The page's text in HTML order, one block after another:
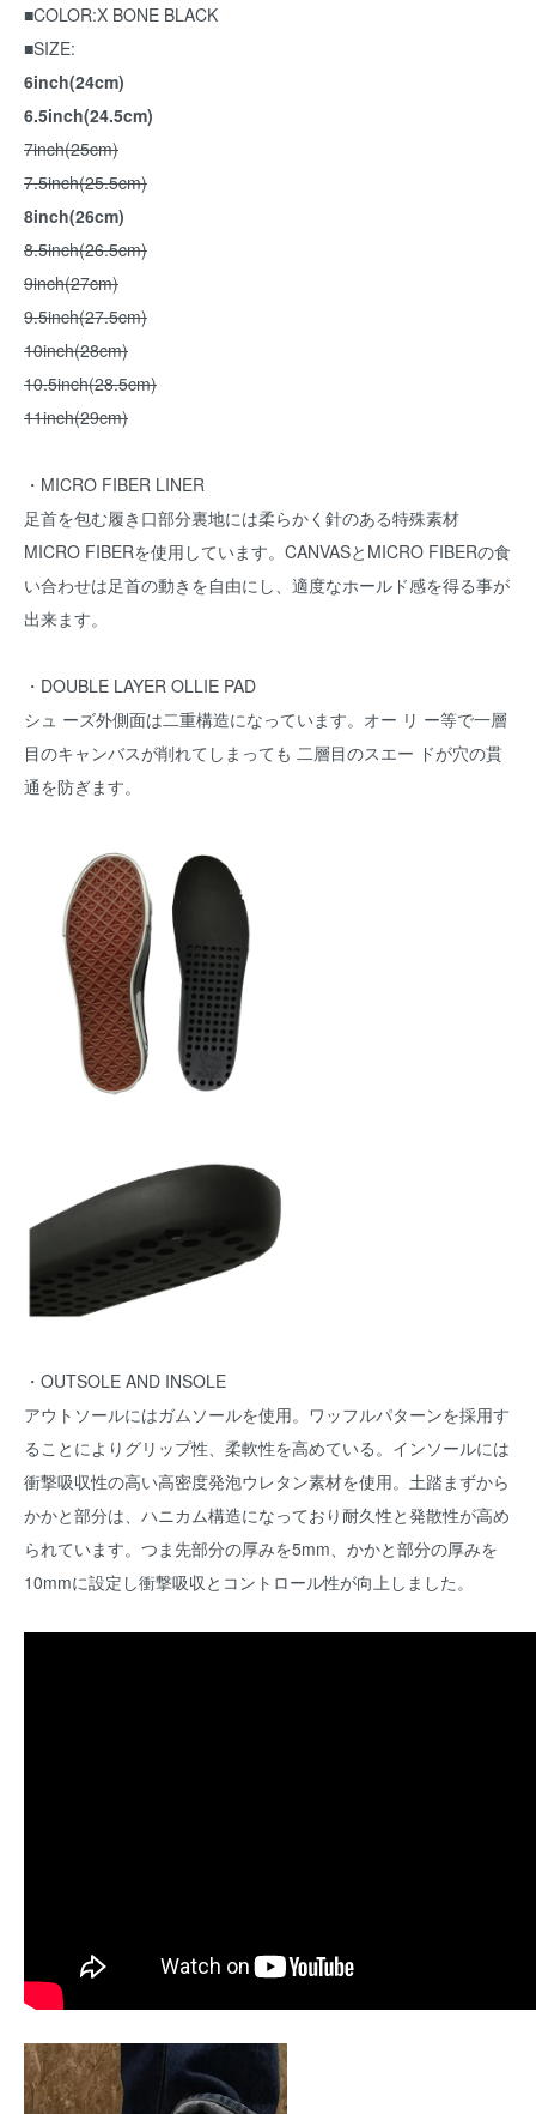
■COLOR:X BONE BLACK
■SIZE:
6inch(24cm)
6.5inch(24.5cm)
7inch(25cm)
7.5inch(25.5cm)
8inch(26cm)
8.5inch(26.5cm)
9inch(27cm)
9.5inch(27.5cm)
10inch(28cm)
10.5inch(28.5cm)
11inch(29cm)
・MICRO FIBER LINER
足首を包む履き口部分裏地には柔らかく針のある特殊素材
MICRO FIBERを使用しています。CANVASとMICRO FIBERの食
い合わせは足首の動きを自由にし、適度なホールド感を得る事が
出来ます。
・DOUBLE LAYER OLLIE PAD
シュ ーズ外側面は二重構造になっています。オー リ ー等で一層
目のキャンバスが削れてしまっても 二層目のスエー ドが穴の貫
通を防ぎます。
・OUTSOLE AND INSOLE
アウトソールにはガムソールを使用。ワッフルパターンを採用す
ることによりグリップ性、柔軟性を高めている。インソールには
衝撃吸収性の高い高密度発泡ウレタン素材を使用。土踏まずから
かかと部分は、ハニカム構造になっており耐久性と発散性が高め
られています。つま先部分の厚みを5mm、かかと部分の厚みを
10mmに設定し衝撃吸収とコントロール性が向上しました。